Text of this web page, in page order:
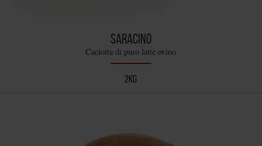
SARACINO
Caciotta di puro latte ovino
2KG